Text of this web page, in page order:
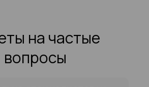
на частые
вопросы